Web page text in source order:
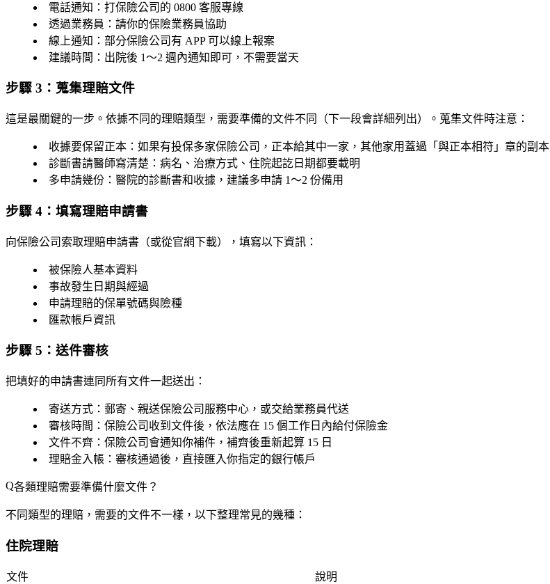
電話通知 ：打保險公司的 0800 客服專線
透過業務員 ：請你的保險業務員協助
線上通知 ：部分保險公司有 APP 可以線上報案
建議時間 ：出院後 1～2 週內通知即可，不需要當天
步驟 3：蒐集理賠文件
這是最關鍵的一步。依據不同的理賠類型，需要準備的文件不同（下一段會詳細列出）。蒐集文件時注意：
收據要保留正本 ：如果有投保多家保險公司，正本給其中一家，其他家用蓋過「與正本相符」章的副本
診斷書請醫師寫清楚 ：病名、治療方式、住院起訖日期都要載明
多申請幾份 ：醫院的診斷書和收據，建議多申請 1～2 份備用
步驟 4：填寫理賠申請書
向保險公司索取理賠申請書（或從官網下載），填寫以下資訊：
被保險人基本資料
事故發生日期與經過
申請理賠的保單號碼與險種
匯款帳戶資訊
步驟 5：送件審核
把填好的申請書連同所有文件一起送出：
寄送方式 ：郵寄、親送保險公司服務中心，或交給業務員代送
審核時間 ：保險公司收到文件後，依法應在 15 個工作日內給付保險金
文件不齊 ：保險公司會通知你補件，補齊後重新起算 15 日
理賠金入帳 ：審核通過後，直接匯入你指定的銀行帳戶
各類理賠需要準備什麼文件？
不同類型的理賠，需要的文件不一樣，以下整理常見的幾種：
住院理賠
文件
說明